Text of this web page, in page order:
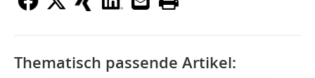
Thematisch passende Artikel: